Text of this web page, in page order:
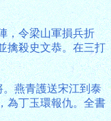
，令梁山軍損兵折
擒殺史文恭。在三打
燕青護送宋江到泰
為丁玉環報仇。全書